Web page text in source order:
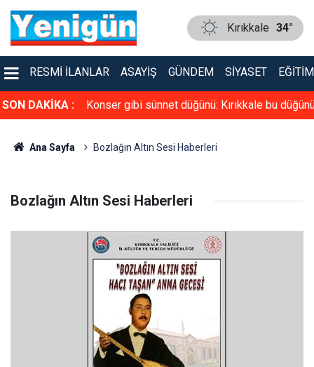
Kırıkkale 34°
RESMI İLANLAR ASAYIŞ GÜNDEM SIYASET EĞITIM
SON DAKİKA :
ateşe verdi Konser gibi sünnet düğünü: Kırıkkale bu
Ana Sayfa Bozlağın Altın Sesi Haberleri
Bozlağın Altın Sesi Haberleri